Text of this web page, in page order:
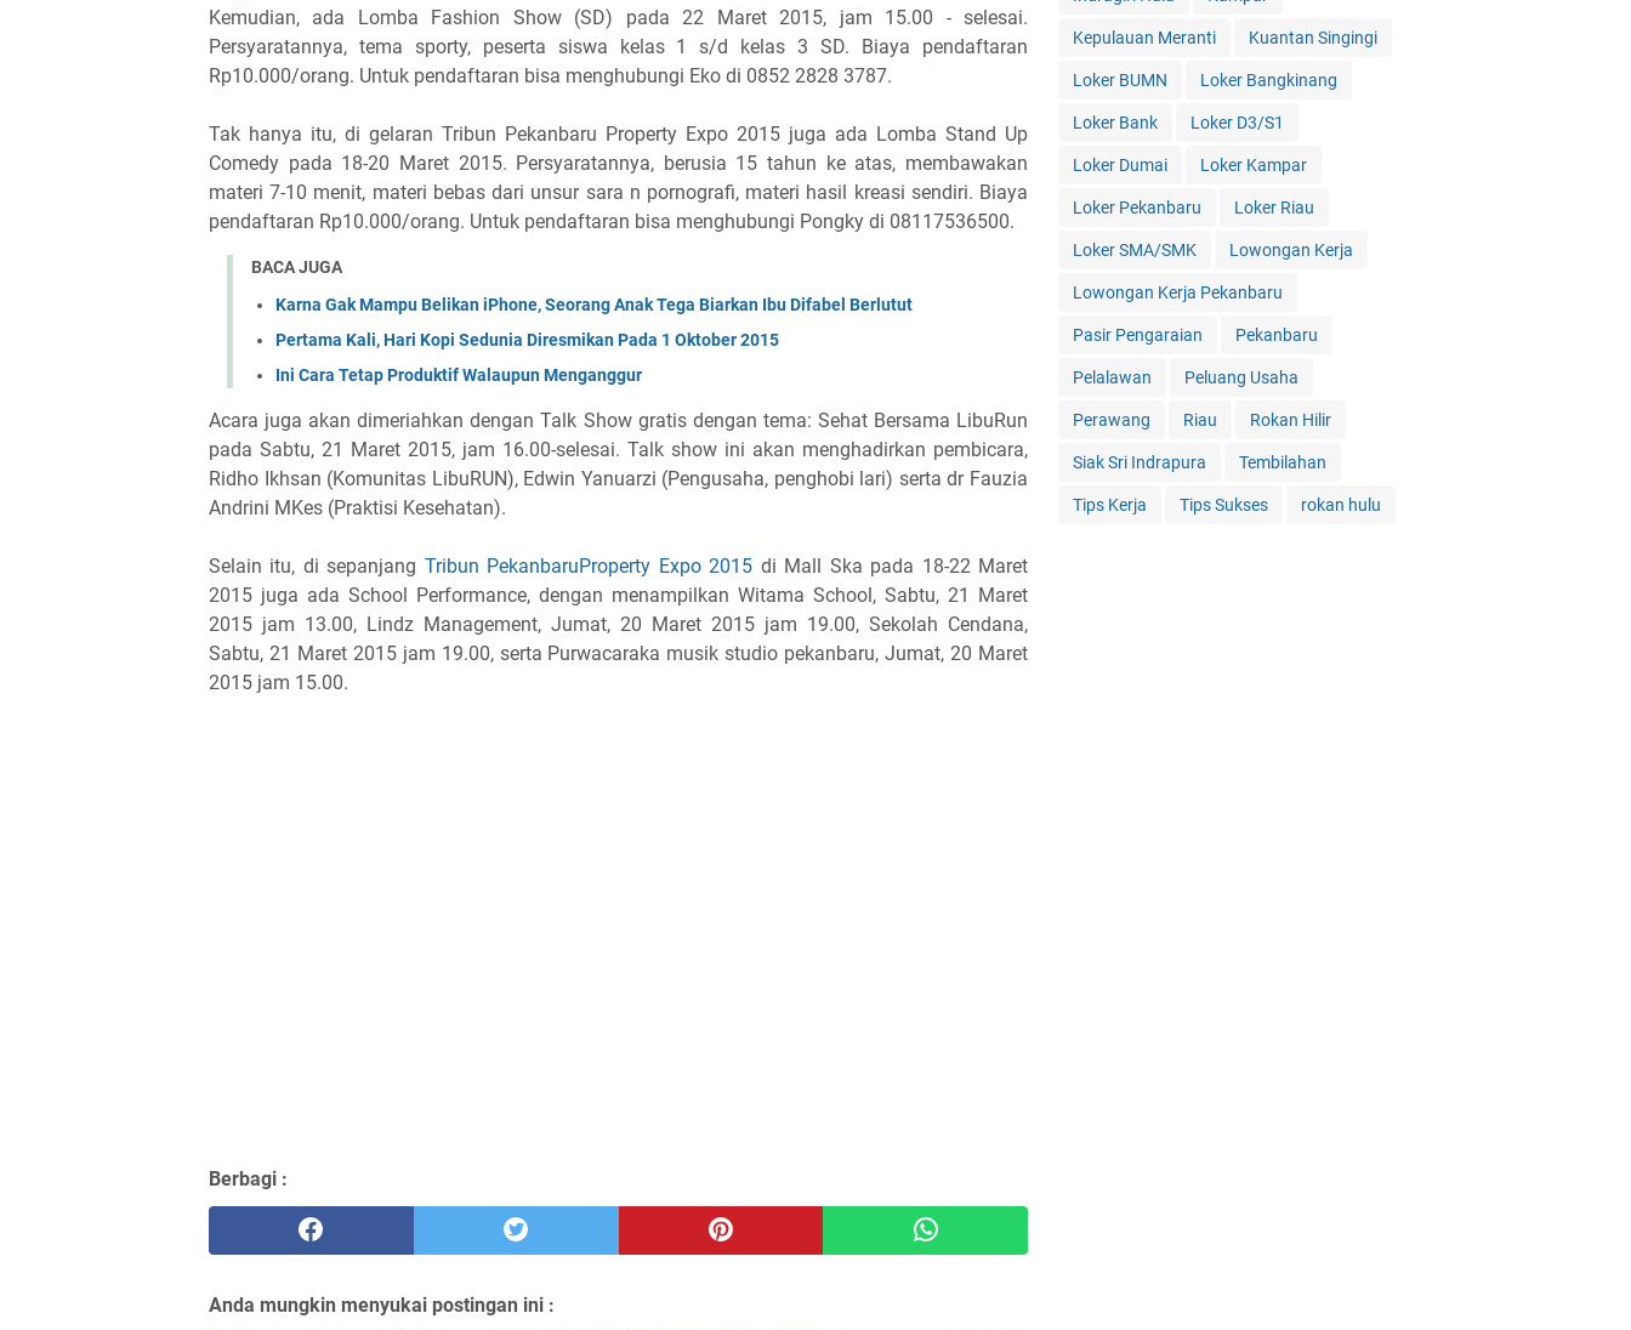
Kemudian, ada Lomba Fashion Show (SD) pada 22 Maret 2015, jam 15.00 - selesai.
Persyaratannya, tema sporty, peserta siswa kelas 1 s/d kelas 3 SD. Biaya pendaftaran
Rp10.000/orang. Untuk pendaftaran bisa menghubungi Eko di 0852 2828 3787.
Tak hanya itu, di gelaran Tribun Pekanbaru Property Expo 2015 juga ada Lomba Stand Up
Comedy pada 18-20 Maret 2015. Persyaratannya, berusia 15 tahun ke atas, membawakan
materi 7-10 menit, materi bebas dari unsur sara n pornografi, materi hasil kreasi sendiri. Biaya
pendaftaran Rp10.000/orang. Untuk pendaftaran bisa menghubungi Pongky di 08117536500.
BACA JUGA
Karna Gak Mampu Belikan iPhone, Seorang Anak Tega Biarkan Ibu Difabel Berlutut
Pertama Kali, Hari Kopi Sedunia Diresmikan Pada 1 Oktober 2015
Ini Cara Tetap Produktif Walaupun Menganggur
Acara juga akan dimeriahkan dengan Talk Show gratis dengan tema: Sehat Bersama LibuRun
pada Sabtu, 21 Maret 2015, jam 16.00-selesai. Talk show ini akan menghadirkan pembicara,
Ridho Ikhsan (Komunitas LibuRUN), Edwin Yanuarzi (Pengusaha, penghobi lari) serta dr Fauzia
Andrini MKes (Praktisi Kesehatan).
Selain itu, di sepanjang Tribun PekanbaruProperty Expo 2015 di Mall Ska pada 18-22 Maret
2015 juga ada School Performance, dengan menampilkan Witama School, Sabtu, 21 Maret
2015 jam 13.00, Lindz Management, Jumat, 20 Maret 2015 jam 19.00, Sekolah Cendana,
Sabtu, 21 Maret 2015 jam 19.00, serta Purwacaraka musik studio pekanbaru, Jumat, 20 Maret
2015 jam 15.00.
Berbagi :
Anda mungkin menyukai postingan ini :
Kepulauan Meranti Kuantan Singingi
Loker BUMN Loker Bangkinang
Loker Bank Loker D3/S1
Loker Dumai Loker Kampar
Loker Pekanbaru Loker Riau
Loker SMA/SMK Lowongan Kerja
Lowongan Kerja Pekanbaru
Pasir Pengaraian Pekanbaru
Pelalawan Peluang Usaha
Perawang Riau Rokan Hilir
Siak Sri Indrapura Tembilahan
Tips Kerja Tips Sukses rokan hulu